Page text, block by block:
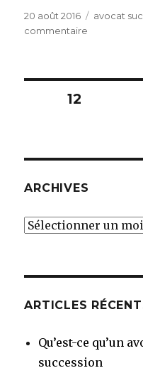
Publié
le
20 août 2016 avocat
commentaire
Pagination
PAGE12
ARCHIVES
Archives
ARTICLES
Qu’est-ce qu’un
succession